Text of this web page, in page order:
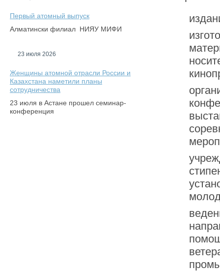
Первый атомный выпуск
Алматински филиал НИЯУ МИФИ
23 июля 2026
Женщины атомной отрасли России и
Казахстана наметили планы
сотрудничества
23 июля в Астане прошел семинар-
конференция